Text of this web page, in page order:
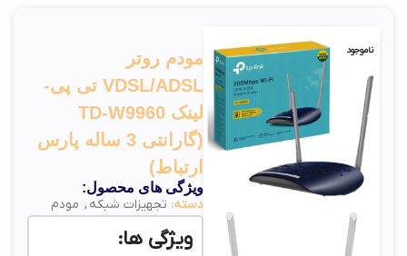
ناموجود
مودم روتر
VDSL/ADSL تی پی-
لینک TD-W9960
(گارانتی 3 ساله پارس
ارتباط)
ویژگی های محصول:
دسته: تجهیزات شبکه , مودم
ویژگی ها: